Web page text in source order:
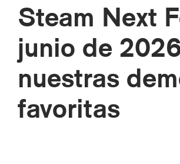
Steam Next
junio de
nuestras
favoritas